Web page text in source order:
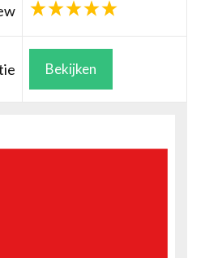
Bekijken